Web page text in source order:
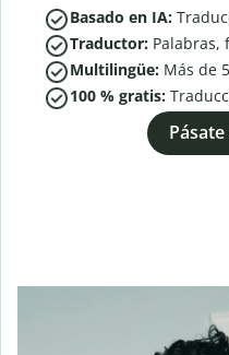
Basado en IA:
Traductor: Palabras,
Multilingüe: Más de
100 % gratis: